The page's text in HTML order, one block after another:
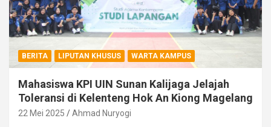
BERITA LIPUTAN KHUSUS WARTA KAMPUS
Mahasiswa KPI UIN Sunan Kalijaga Jelajah
Toleransi di Kelenteng Hok An Kiong Magelang
22 Mei 2025 Ahmad Nuryogi